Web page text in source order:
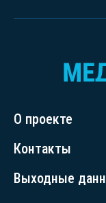
О проекте
Контакты
Выходные